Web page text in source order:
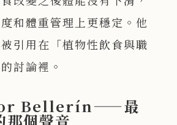
和體重管理上更穩定。他
引用在「植物性飲食與職
討論裡。
Bellerín——最
那個聲音